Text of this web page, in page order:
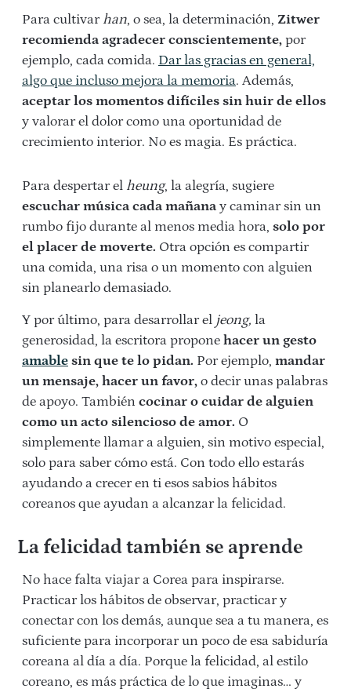
Para cultivarhan, o sea, la determinación, Zitwer
recomienda agradecer conscientemente, por
ejemplo, cada comida. Dar las gracias en general,
algo que incluso mejora la memoria. Además,
aceptar los momentos difíciles sin huir de ellos
y valorar el dolor como una oportunidad de
crecimiento interior. No es magia. Es práctica.
Para despertar el heung, la alegría, sugiere
escuchar música cada mañana y caminar sin un
rumbo fijo durante al menos media hora, solo por
el placer de moverte. Otra opción es compartir
una comida, una risa o un momento con alguien
sin planearlo demasiado.
Y por último, para desarrollar el jeong, la
generosidad, la escritora propone hacer un gesto
amable sin que te lo pidan. Por ejemplo, mandar
un mensaje, hacer un favor, o decir unas palabras
de apoyo. También cocinar o cuidar de alguien
como un acto silencioso de amor. O
simplemente llamar a alguien, sin motivo especial,
solo para saber cómo está. Con todo ello estarás
ayudando a crecer en ti esos sabios hábitos
coreanos que ayudan a alcanzar la felicidad.
La felicidad también se aprende
No hace falta viajar a Corea para inspirarse.
Practicar los hábitos de observar, practicar y
conectar con los demás, aunque sea a tu manera, es
suficiente para incorporar un poco de esa sabiduría
coreana al día a día. Porque la felicidad, al estilo
coreano, es más práctica de lo que imaginas… y